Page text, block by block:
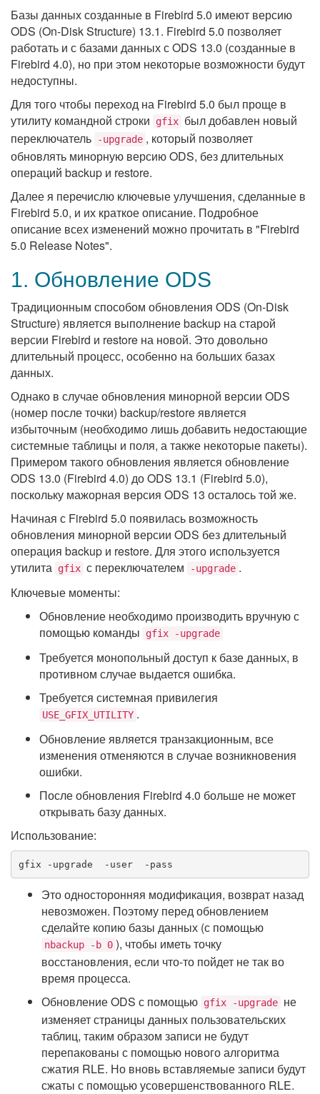
Базы данных созданные в Firebird 5.0 имеют версию
ODS (On-Disk Structure) 13.1. Firebird 5.0 позволяет
работать и с базами данных с ODS 13.0 (созданные в
Firebird 4.0), но при этом некоторые возможности будут
недоступны.
Для того чтобы переход на Firebird 5.0 был проще в
утилиту командной строки
gfix был добавлен новый
переключатель
-upgrade , который позволяет
обновлять минорную версию ODS, без длительных
операций backup и restore.
Далее я перечислю ключевые улучшения, сделанные в
Firebird 5.0, и их краткое описание. Подробное
описание всех изменений можно прочитать в "Firebird
5.0 Release Notes".
1. Обновление ODS
Традиционным способом обновления ODS (On-Disk
Structure) является выполнение backup на старой
версии Firebird и restore на новой. Это довольно
длительный процесс, особенно на больших базах
данных.
Однако в случае обновления минорной версии ODS
(номер после точки) backup/restore является
избыточным (необходимо лишь добавить недостающие
системные таблицы и поля, а также некоторые пакеты).
Примером такого обновления является обновление
ODS 13.0 (Firebird 4.0) до ODS 13.1 (Firebird 5.0),
поскольку мажорная версия ODS 13 осталось той же.
Начиная с Firebird 5.0 появилась возможность
обновления минорной версии ODS без длительный
операция backup и restore. Для этого используется
утилита gfix с переключателем -upgrade .
Ключевые моменты:
Обновление необходимо производить вручную с
помощью команды
gfix -upgrade
Требуется монопольный доступ к базе данных, в
противном случае выдается ошибка.
Требуется системная привилегия
USE_GFIX_UTILITY .
Обновление является транзакционным, все
изменения отменяются в случае возникновения
ошибки.
После обновления Firebird 4.0 больше не может
открывать базу данных.
Использование:
gfix -upgrade -user -pass
Это односторонняя модификация, возврат назад
невозможен. Поэтому перед обновлением
сделайте копию базы данных (с помощью
nbackup -b 0 ), чтобы иметь точку
восстановления, если что-то пойдет не так во
время процесса.
Обновление ODS с помощью gfix -upgrade не
изменяет страницы данных пользовательских
таблиц, таким образом записи не будут
перепакованы с помощью нового алгоритма
сжатия RLE. Но вновь вставляемые записи будут
сжаты с помощью усовершенствованного RLE.